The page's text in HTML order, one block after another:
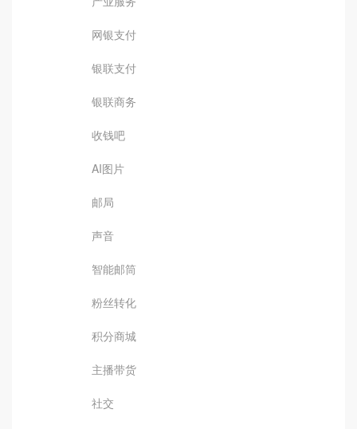
网银支付
银联支付
银联商务
收钱吧
AI图片
邮局
声音
智能邮筒
粉丝转化
积分商城
主播带货
社交